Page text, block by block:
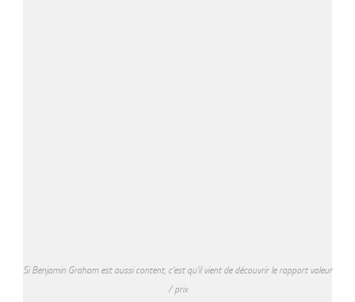
Si Benjamin Graham est aussi content, c’est qu’il vient de découvrir le rapport valeur
/ prix